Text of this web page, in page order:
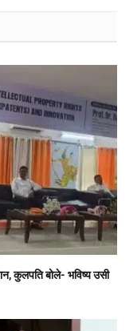
कुलपति बोले- भविष्य उसी